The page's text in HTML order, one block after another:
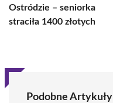
Ostródzie – seniorka
straciła 1400 złotych
Podobne Artykuły